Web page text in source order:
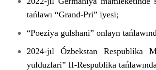
tańlawı “Grand-Pri” iyesi;
“Poeziya gulshani” onlayn
2024-jıl Ózbekstan Respublika
yulduzlari” II-Respublika